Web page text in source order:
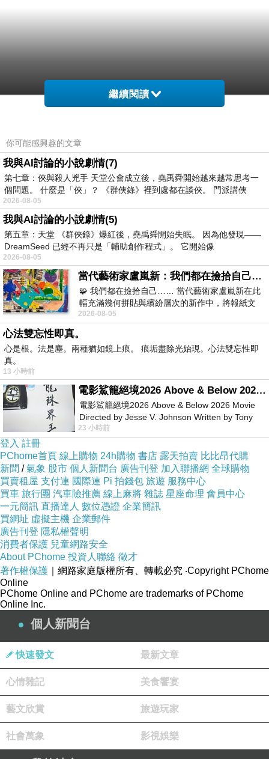
繼續閱讀
你可能感興趣的文章
我與AI討論的小說劇情(7)
第七章：俠與殺人兇手 天堂公會成立後，堯禹舜開始越來越常思考一
個問題。 什麼是「俠」？ 《群俠錄》裡到處都在談俠。 門派講俠
2026-08-05
我與AI討論的小說劇情(5)
第五章：天堂 《群俠錄》爆紅後，堯禹舜開始失眠。 因為他發現——
DreamSeed 已經不再只是「輔助創作程式」。 它開始像
2026-08-05
當代藝術家盧嵐新：我們都在撿拾自己，將散落的情緒與碎片，拼回生命完整的輪廓
🧩 我們都在撿拾自己…… 當代藝術家盧嵐新在此
幅充滿幾何拼貼與繽紛層次的新作中，將報紙文
字、彩色剪紙與明亮顏料層層
2026-08-05
心法雙忘性即真。
心是根。法是塵。兩種猶如鏡上痕。 痕垢盡除光始現。心法雙忘性即
真。
13 小時前
電影鯊籠絕境2026 Above & Below 2026 Movie
電影鯊籠絕境2026 Above & Below 2026 Movie
Directed by Jesse V. Johnson Written by Tony
Giordano Starring Laura Maran
23 小時前
登入 註冊
PChome首頁 線上購物 24h購物 書店 露天拍賣 比比昂代購
新聞 /氣象 股市 個人新聞台 廣告刊登 加入聯播網 全球購物
買賣租屋 支付連 國際連 Pi 拍錢包 旅遊 服務中心
買車 旅行團 汽車險推薦 線上麻將 雜誌 星座命理 會員中心
一元簡訊 直播達人 數位憑證 企業簡訊
買網址 虛擬主機 企業郵件
廣告刊登 隱私權聲明
消費者保護 兒童網路安全
About PChome 投資人聯絡 徵才
著作權保護 ｜網路家庭版權所有、轉載必究 ‧Copyright PChome
Online
PChome Online and PChome are trademarks of PChome
Online Inc.
個人新聞台
快速發文 最新文章
心情雜記 美食饗宴
藝文欣賞 旅遊玩家
社會萬象 影視娛樂